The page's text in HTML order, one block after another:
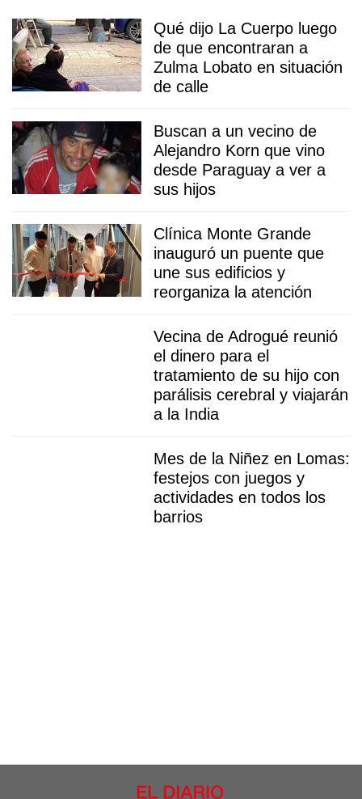
Qué dijo La Cuerpo luego
de que encontraran a
Zulma Lobato en situación
de calle
Buscan a un vecino de
Alejandro Korn que vino
desde Paraguay a ver a
sus hijos
Clínica Monte Grande
inauguró un puente que
une sus edificios y
reorganiza la atención
Vecina de Adrogué reunió
el dinero para el
tratamiento de su hijo con
parálisis cerebral y viajarán
a la India
Mes de la Niñez en Lomas:
festejos con juegos y
actividades en todos los
barrios